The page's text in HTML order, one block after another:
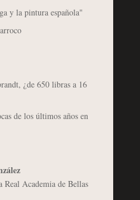
y la pintura española"
¿de 650 libras a 16
de los últimos años en
Real Academia de Bellas